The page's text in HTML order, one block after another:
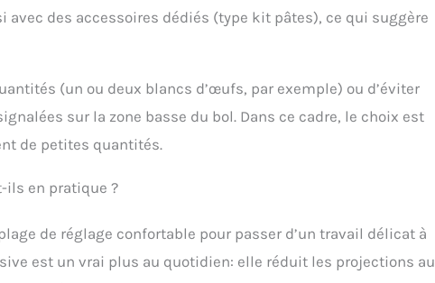
des accessoires dédiés (type kit pâtes), ce qui suggère
(un ou deux blancs d’œufs, par exemple) ou d’éviter
sur la zone basse du bol. Dans ce cadre, le choix est
de petites quantités.
ils en pratique ?
de réglage confortable pour passer d’un travail délicat à
est un vrai plus au quotidien: elle réduit les projections au